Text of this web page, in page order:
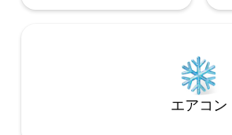
スで、家の下にはハイファッショ
スカーナ製品を備えたワイナリー、
エアコン